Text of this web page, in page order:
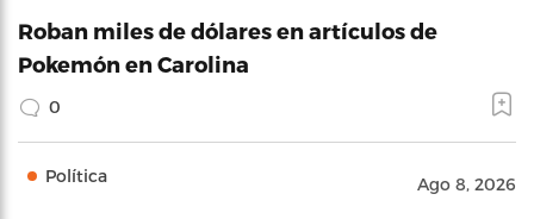
Roban miles de dólares en artículos de
Pokemón en Carolina
0
Política Ago 8, 2026